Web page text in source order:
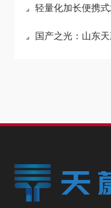
轻量化加长便携式水流检测仪：为灌区调
国产之光：山东天蔚环境入选2026年